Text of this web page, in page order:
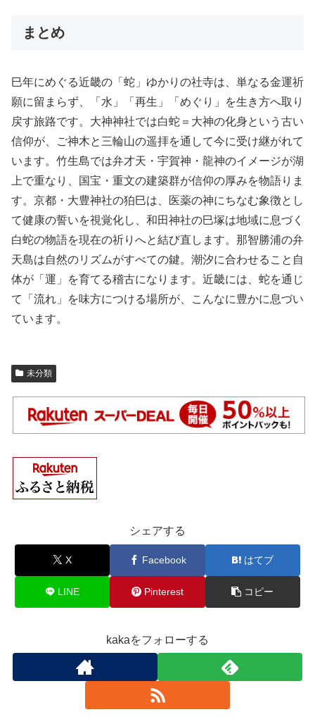
まとめ
巳年にめぐる近畿の「蛇」ゆかりの社寺は、単なる金運祈
願に留まらず、「水」「再生」「めぐり」を生き方へ取り
戻す旅路です。大神神社では白蛇＝大神の化身という古い
信仰が、ご神木と三輪山の遥拝を通して今に受け継がれて
います。竹生島では弁才天・宇賀神・龍神のイメージが湖
上で重なり、国宝・重文の建築群が信仰の厚みを物語りま
す。京都・大豊神社の狛巳は、医薬の神にちなむ象徴とし
て健康の誓いを視覚化し、和田神社の巳塚は地域に息づく
白蛇の物語を現在の祈りへと結び直します。那智勝浦の弁
天島は自然のリズムがすべての鍵。潮汐に合わせること自
体が「運」を育てる稽古になります。近畿には、蛇を通じ
て「流れ」を味方につける場所が、こんなに豊かに息づい
ています。
未分類
シェアする
X Facebook はてブ
LINE Pinterest コピー
kakaをフォローする